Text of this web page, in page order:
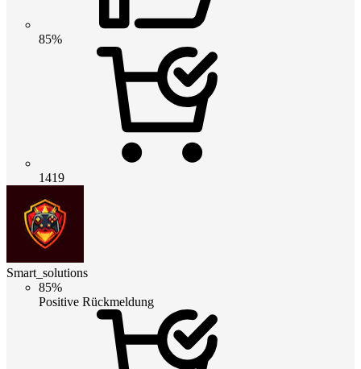
85%
1419
Smart_solutions
85%
Positive Rückmeldung